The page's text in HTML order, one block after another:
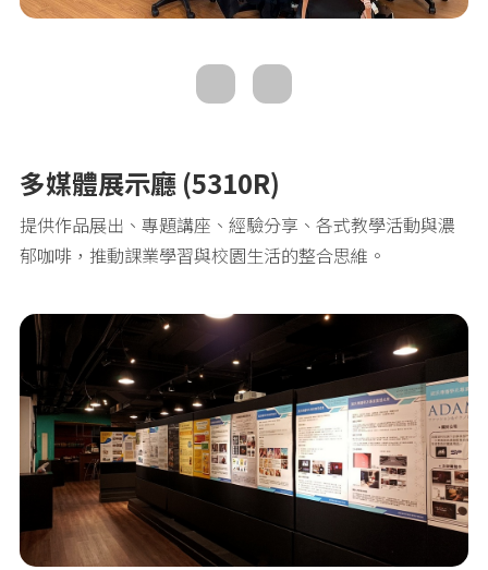
多媒體展示廳 (5310R)
提供作品展出、專題講座、經驗分享、各式教學活動與濃
郁咖啡，推動課業學習與校園生活的整合思維。